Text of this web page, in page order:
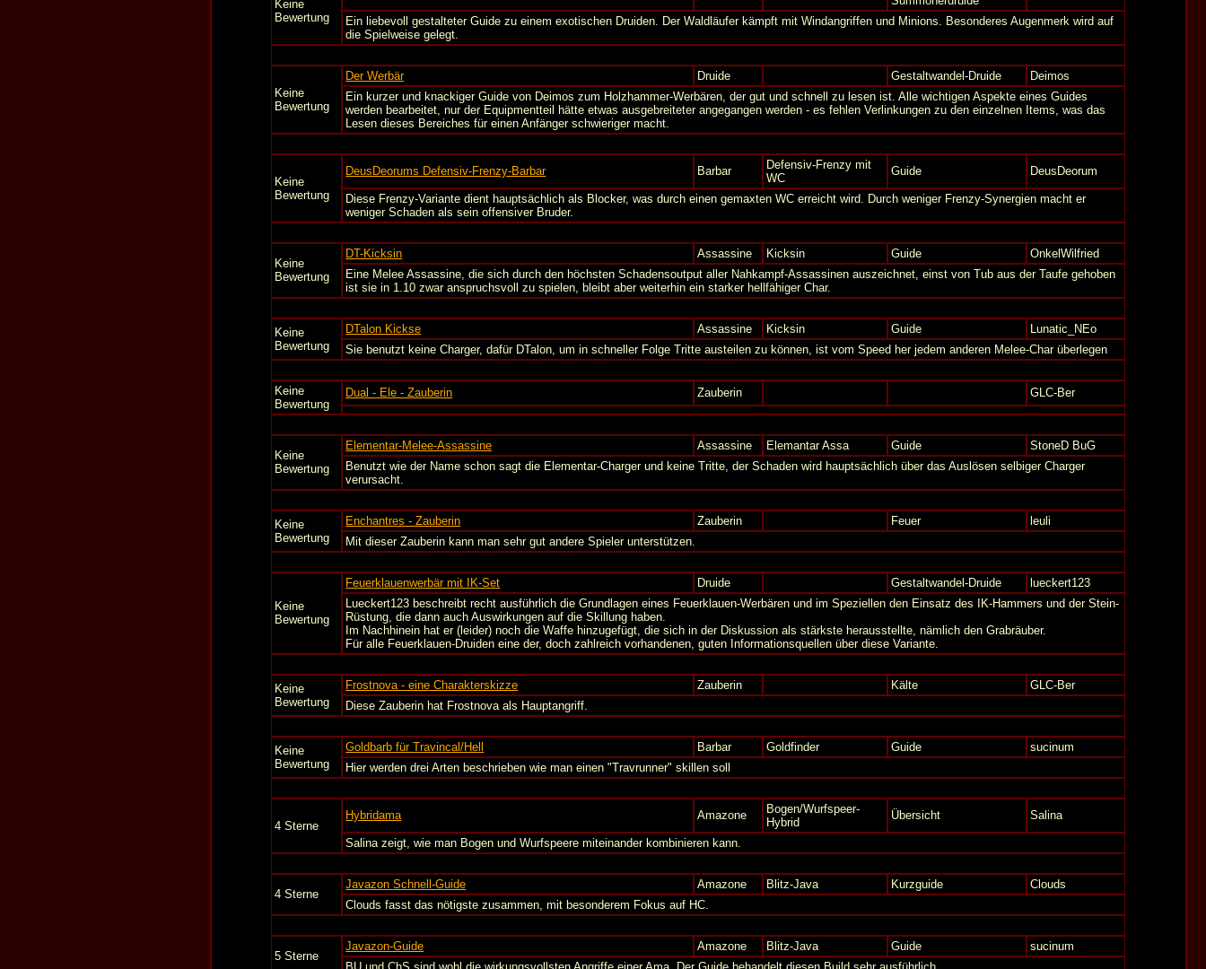
Keine
Bewertung
Ein liebevoll gestalteter Guide zu einem exotischen Druiden. Der Waldläufer kämpft mit Windangriffen und Minions. Besonderes Augenmerk wird auf
die Spielweise gelegt.
Keine
Bewertung
Der Werbär Druide Gestaltwandel-Druide
Deimos
Ein kurzer und knackiger Guide von Deimos zum Holzhammer-Werbären, der gut und schnell zu lesen ist. Alle wichtigen Aspekte eines Guides
werden bearbeitet, nur der Equipmentteil hätte etwas ausgebreiteter angegangen werden - es fehlen Verlinkungen zu den einzelnen Items, was das
Lesen dieses Bereiches für einen Anfänger schwieriger macht.
Keine
Bewertung
DeusDeorums Defensiv-Frenzy-Barbar Barbar
Defensiv-Frenzy mit
WC
Guide DeusDeorum
Diese Frenzy-Variante dient hauptsächlich als Blocker, was durch einen gemaxten WC erreicht wird. Durch weniger Frenzy-Synergien macht er
weniger Schaden als sein offensiver Bruder.
Keine
Bewertung
DT-Kicksin Assassine Kicksin Guide
OnkelWilfried
Eine Melee Assassine, die sich durch den höchsten Schadensoutput aller Nahkampf-Assassinen auszeichnet, einst von Tub aus der Taufe gehoben
ist sie in 1.10 zwar anspruchsvoll zu spielen, bleibt aber weiterhin ein starker hellfähiger Char.
Keine
Bewertung
DTalon Kickse Assassine Kicksin Guide
Lunatic_NEo
Sie benutzt keine Charger, dafür DTalon, um in schneller Folge Tritte austeilen zu können, ist vom Speed her jedem anderen Melee-Char überlegen
Keine
Bewertung
Dual - Ele - Zauberin Zauberin GLC-Ber
Keine
Bewertung
Elementar-Melee-Assassine Assassine Elemantar Assa Guide
StoneD BuG
Benutzt wie der Name schon sagt die Elementar-Charger und keine Tritte, der Schaden wird hauptsächlich über das Auslösen selbiger Charger
verursacht.
Keine
Bewertung
Enchantres - Zauberin Zauberin Feuer
leuli
Mit dieser Zauberin kann man sehr gut andere Spieler unterstützen.
Keine
Bewertung
Feuerklauenwerbär mit IK-Set Druide Gestaltwandel-Druide
lueckert123
Lueckert123 beschreibt recht ausführlich die Grundlagen eines Feuerklauen-Werbären und im Speziellen den Einsatz des IK-Hammers und der Stein-
Rüstung, die dann auch Auswirkungen auf die Skillung haben.
Im Nachhinein hat er (leider) noch die Waffe hinzugefügt, die sich in der Diskussion als stärkste herausstellte, nämlich den Grabräuber.
Für alle Feuerklauen-Druiden eine der, doch zahlreich vorhandenen, guten Informationsquellen über diese Variante.
Keine
Bewertung
Frostnova - eine Charakterskizze Zauberin Kälte
GLC-Ber
Diese Zauberin hat Frostnova als Hauptangriff.
Keine
Bewertung
Goldbarb für Travincal/Hell Barbar Goldfinder Guide
sucinum
Hier werden drei Arten beschrieben wie man einen "Travrunner" skillen soll
4 Sterne
Hybridama Amazone
Bogen/Wurfspeer-
Hybrid
Übersicht Salina
Salina zeigt, wie man Bogen und Wurfspeere miteinander kombinieren kann.
4 Sterne
Javazon Schnell-Guide Amazone Blitz-Java Kurzguide
Clouds
Clouds fasst das nötigste zusammen, mit besonderem Fokus auf HC.
5 Sterne
Javazon-Guide Amazone Blitz-Java Guide
sucinum